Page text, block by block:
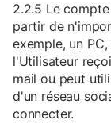
2.2.5 Le
partir de
exemple, un
l'Utilisateur
mail ou peut
d'un réseau
connecter.